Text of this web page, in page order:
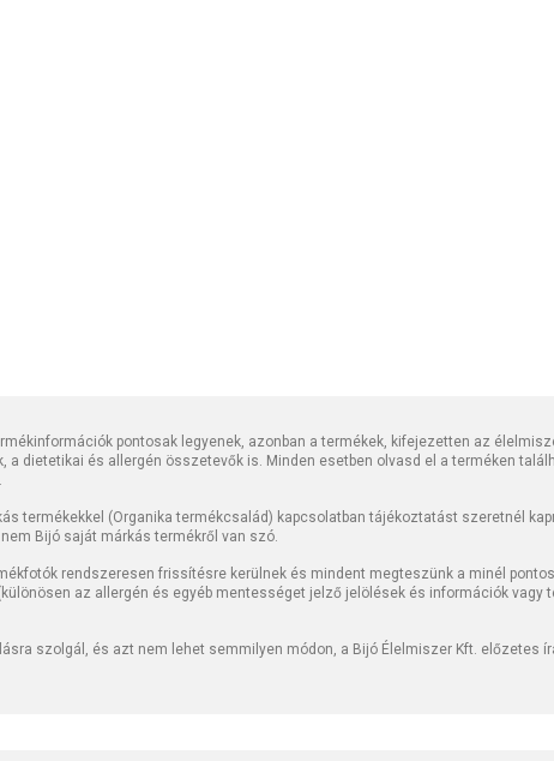
pontosak legyenek, azonban a termékek, kifejezetten az
a dietetikai és allergén összetevők is. Minden esetben olvasd el a terméken
termékekkel (Organika termékcsalád) kapcsolatban tájékoztatást szeretnél
Bijó saját márkás termékről van szó.
rendszeresen frissítésre kerülnek és mindent megteszünk a minél
az allergén és egyéb mentességet jelző jelölések és információk vagy
szolgál, és azt nem lehet semmilyen módon, a Bijó Élelmiszer Kft. előzetes